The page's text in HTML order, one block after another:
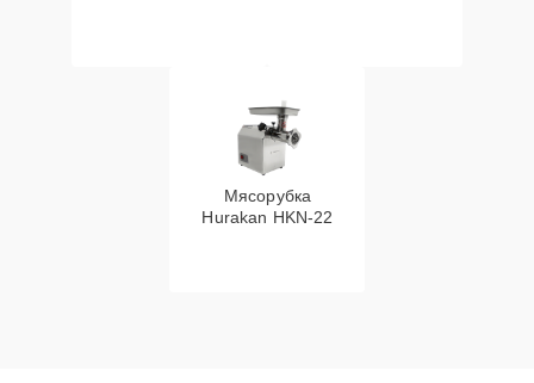
Мясорубка
Hurakan HKN‑22